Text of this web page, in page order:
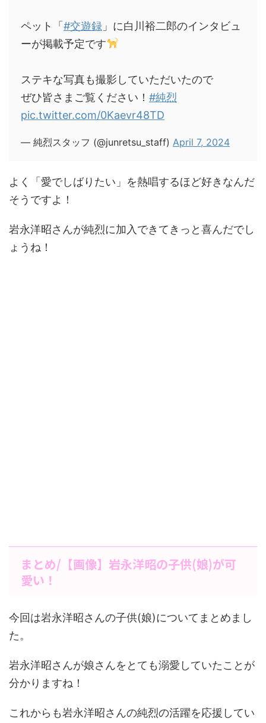
ペット「#交遊録 」に白川裕二郎のインタビュ
ーが掲載予定です
ステキな写真も撮影していただいたので
ぜひ皆さまご覧ください！ #純烈
pic.twitter.com/0Kaevr48TD
— 純烈スタッフ (@junretsu_staff) April 7, 2024
よく「愛でしばりたい」を熱唱するほど好きなんだ
そうですよ！
岩永洋昭さんが純烈に加入できてきっと喜んだでし
ょうね！
まとめ/【画像】岩永洋昭の子供(娘)が可
愛い！
今回は岩永洋昭さんの子供(娘)についてまとめまし
た。
岩永洋昭さんが娘さんをとても溺愛していたことが
分かりますね！
これからも岩永洋昭さんの純烈の活躍を応援してい